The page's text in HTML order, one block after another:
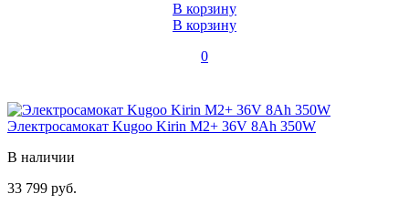
В корзину
В корзину
0
Электросамокат Kugoo Kirin M2+ 36V 8Ah 350W
В наличии
33 799 руб.